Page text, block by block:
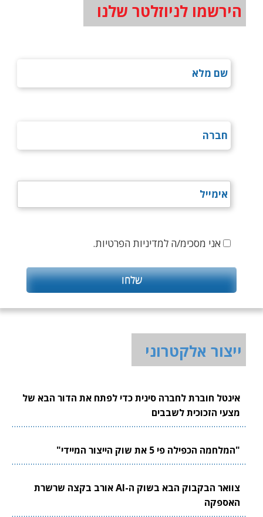
הירשמו לניוזלטר שלנו
אני מסכימ/ה למדיניות הפרטיות.
ייצור אלקטרוני
אינטל חוברת לחברה סינית כדי לפתח את הדור הבא של
מצעי הזכוכית לשבבים
"המלחמה הכפילה פי 5 את שוק הייצור המיידי"
צוואר הבקבוק הבא בשוק ה-AI אורב בקצה שרשרת
האספקה